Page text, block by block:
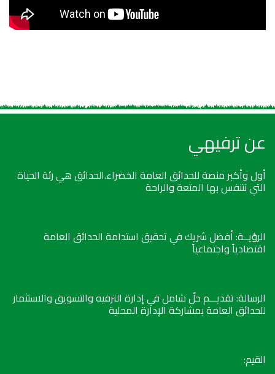
عن ترفيهي
أول وأكبر منصة للحدائق العامة الخضراء.الحدائق هي رئة الحياة
التي نتنفس بها المتعة والراحة
الرؤيــة: أفضل شريك في تحقيق استدامة الحدائق العامة
اقتصادياً واجتماعياً
الرسالة: تقديـــم حلّ شامل في إدارة الترفيه والتسويق والاستثمار
للحدائق العامة بمشاركة الإدارة المحلية
القيم: